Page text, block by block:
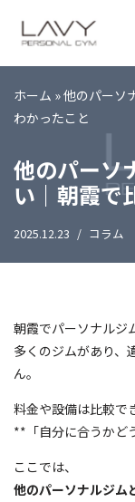
コ
ン
テ
ン
へ
ス
キ
ッ
ホーム »他のパーソ
わかったこと
他のパーソ
い｜朝霞で
2025.12.23 コラム
朝霞でパーソナルジ
多くのジムがあり、
ん。
料金や設備は比較で
**「自分に合うかど
ここでは、
他のパーソナルジム